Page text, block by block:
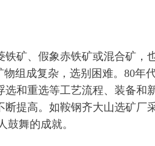
矿、假象赤铁矿或混合矿，
组成复杂，选别困难。80年
和重选等工艺流程、装备和
断提高。如鞍钢齐大山选矿厂
舞的成就。